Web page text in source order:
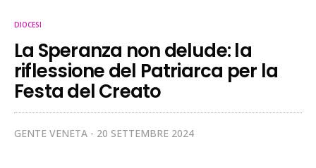
DIOCESI
La Speranza non delude: la
riflessione del Patriarca per la
Festa del Creato
GENTE VENETA 20 SETTEMBRE 2024